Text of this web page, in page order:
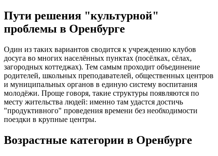
Пути решения "культурной"
проблемы в Оренбурге
Один из таких вариантов сводится к учреждению клубов
досуга во многих населённых пунктах (посёлках, сёлах,
загородных коттеджах). Тем самым проходит объединение
родителей, школьных преподавателей, общественных центров
и муниципальных органов в единую систему воспитания
молодёжи. Проще говоря, такие структуры появляются по
месту жительства людей: именно там удастся достичь
"продуктивного" проведения времени без необходимости
поездки в крупные центры.
Возрастные категории в Оренбурге